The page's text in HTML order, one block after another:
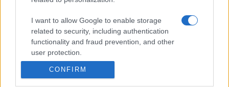
I want to allow Google to enable storage
related to security, including authentication
functionality and fraud prevention, and other
user protection.
CONFIRM
Leslie Mandoki szólt arról, hogy a magyar változat
elkészítéséhez komoly lökést adott számára Márkus József,
az East együttes szövegírójának állandó biztatása, valamint
Kovács Ákos, aki Horváth Attilával és Mandokival együtt az
eredeti angol szövegeket magyarra ültette át. A szerdai
sajtóeseményen Leslie Mandoki átvette az Aranylemezt a